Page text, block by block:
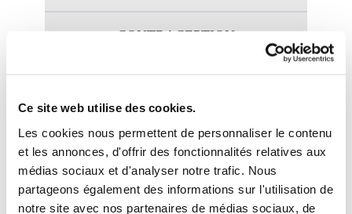
Ce site web utilise des cookies.
Les cookies nous permettent de personnaliser le contenu
et les annonces, d'offrir des fonctionnalités relatives aux
médias sociaux et d'analyser notre trafic. Nous
partageons également des informations sur l'utilisation de
notre site avec nos partenaires de médias sociaux, de
CONTRACEPTION
En développement.